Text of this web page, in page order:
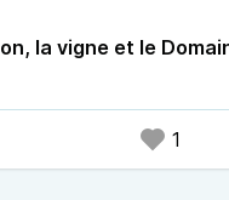
célèbre la passion
papilles !
la vigne et le
1